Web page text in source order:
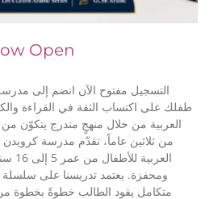
Open
التسجيل مفتوح الآن انضم إلى
طفلك على اكتساب الثقة في القراءة
العربية من خلال منهجٍ متدرج يتكوّن
من ثلاثين عاماً، تقدّم مدرسة كرويدن
ومحفزة. يعتمد تدريسنا على سلسلة
متكامل يقود الطالب خطوةً بخطوة